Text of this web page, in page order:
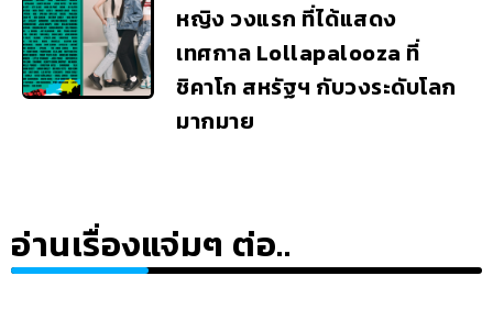
หญิง วงแรก ที่ได้แสดง
เทศกาล Lollapalooza ที่
ชิคาโก สหรัฐฯ กับวงระดับโลก
มากมาย
อ่านเรื่องแจ่มๆ ต่อ..